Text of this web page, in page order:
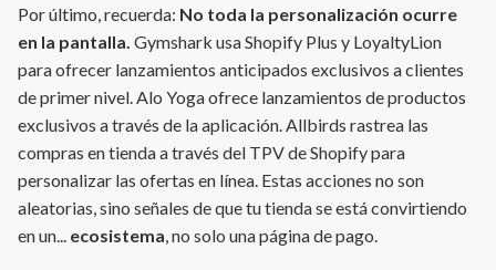
Por último, recuerda: No toda la personalización ocurre
en la pantalla. Gymshark usa Shopify Plus y LoyaltyLion
para ofrecer lanzamientos anticipados exclusivos a clientes
de primer nivel. Alo Yoga ofrece lanzamientos de productos
exclusivos a través de la aplicación. Allbirds rastrea las
compras en tienda a través del TPV de Shopify para
personalizar las ofertas en línea. Estas acciones no son
aleatorias, sino señales de que tu tienda se está convirtiendo
en un... ecosistema, no solo una página de pago.